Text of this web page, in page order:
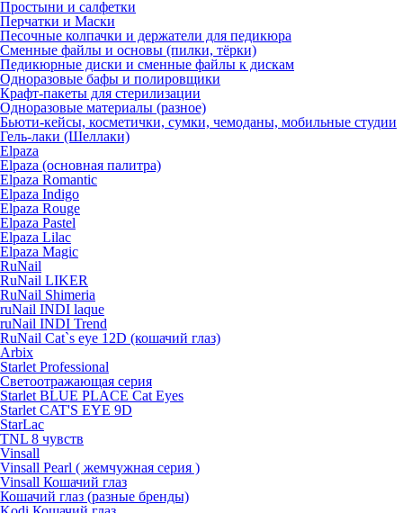
Простыни и салфетки
Перчатки и Маски
Песочные колпачки и держатели для педикюра
Cменные файлы и основы (пилки, тёрки)
Педикюрные диски и сменные файлы к дискам
Одноразовые бафы и полировщики
Крафт-пакеты для стерилизации
Одноразовые материалы (разное)
Бьюти-кейсы, косметички, сумки, чемоданы, мобильные студии
Гель-лаки (Шеллаки)
Elpaza
Elpaza (основная палитра)
Elpaza Romantic
Elpaza Indigo
Elpaza Rouge
Elpaza Pastel
Elpaza Lilac
Elpaza Magic
RuNail
RuNail LIKER
RuNail Shimeria
ruNail INDI laque
ruNail INDI Trend
RuNail Cat`s eye 12D (кошачий глаз)
Arbix
Starlet Professional
Светоотражающая серия
Starlet BLUE PLACE Cat Eyes
Starlet CAT'S EYE 9D
StarLac
TNL 8 чувств
Vinsall
Vinsall Pearl ( жемчужная серия )
Vinsall Кошачий глаз
Кошачий глаз (разные бренды)